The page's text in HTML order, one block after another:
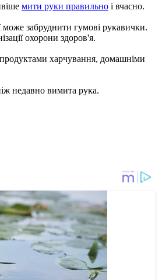
мити руки правильно і вчасно.
забруднити гумові рукавички.
охорони здоров'я.
продуктами харчування, домашніми
недавно вимита рука.